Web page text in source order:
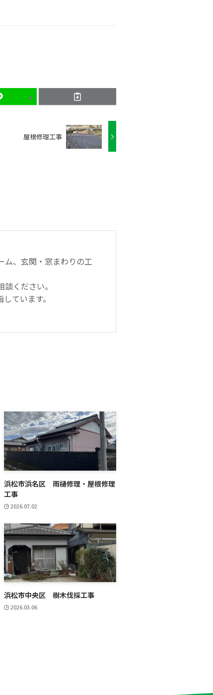
屋根修理工事
ム、玄関・窓まわりの工
ください。
ています。
浜松市浜名区 雨樋修理・屋根修理
工事
2026.07.02
浜松市中央区 樹木伐採工事
2026.03.06